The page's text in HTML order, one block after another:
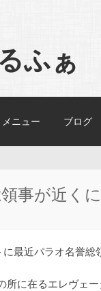
ふぁ
メニュー ブログ
事が近くに
最近パラオ名誉総
所に在るエレヴェ